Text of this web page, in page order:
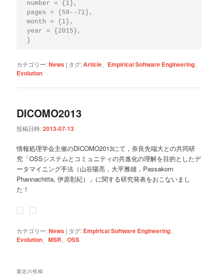
number = {1},
pages = {59--71},
month = {1},
year = {2015},
カテゴリー:News | タグ:Article Empirical Software Engineering
Evolution
DICOMO2013
投稿日時:2013-07-13
情報処理学会主催のDICOMO2013にて，奈良先端大との共同研
究「OSSシステムとコミュニティの共進化の理解を目的としたデ
ータマイニング手法（山谷陽亮，大平雅雄，Passakorn
Phannachitta, 伊原彰紀）」に関する研究発表をおこないまし
た！
カテゴリー:News | タグ: Empirical Software Engineering
Evolution 、MSR 、OSS
最近の投稿